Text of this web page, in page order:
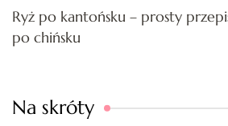
Ryż po kantońsku – prosty
po chińsku
Na skróty